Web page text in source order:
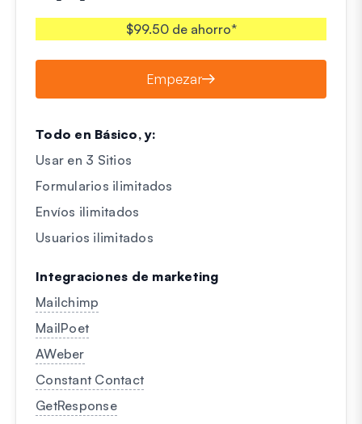
$99.50 de ahorro*
Empezar
Todo en Básico, y:
Usar en 3 Sitios
Formularios ilimitados
Envíos ilimitados
Usuarios ilimitados
Integraciones de marketing
Mailchimp
MailPoet
AWeber
Constant Contact
GetResponse